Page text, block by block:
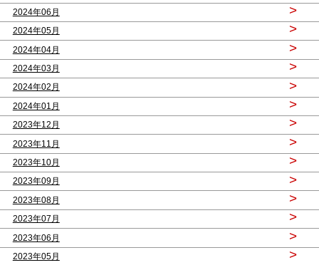
2024年06月 >
2024年05月 >
2024年04月 >
2024年03月 >
2024年02月 >
2024年01月 >
2023年12月 >
2023年11月 >
2023年10月 >
2023年09月 >
2023年08月 >
2023年07月 >
2023年06月 >
2023年05月 >